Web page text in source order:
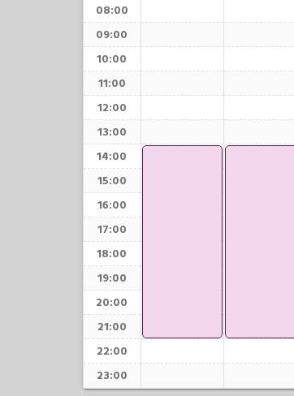
08:00
09:00
10:00
11:00
12:00
13:00
14:00
15:00
16:00
17:00
18:00
19:00
20:00
21:00
22:00
23:00